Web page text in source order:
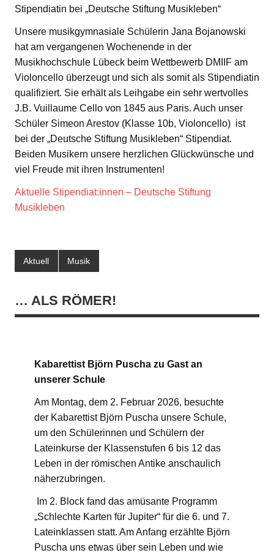
Stipendiatin bei „Deutsche Stiftung Musikleben“
Unsere musikgymnasiale Schülerin Jana Bojanowski
hat am vergangenen Wochenende in der
Musikhochschule Lübeck beim Wettbewerb DMIIF am
Violoncello überzeugt und sich als somit als Stipendiatin
qualifiziert. Sie erhält als Leihgabe ein sehr wertvolles
J.B. Vuillaume Cello von 1845 aus Paris. Auch unser
Schüler Simeon Arestov (Klasse 10b, Violoncello) ist
bei der „Deutsche Stiftung Musikleben“ Stipendiat.
Beiden Musikern unsere herzlichen Glückwünsche und
viel Freude mit ihren Instrumenten!
Aktuelle Stipendiat:innen – Deutsche Stiftung
Musikleben
Aktuell Musik
… ALS RÖMER!
Kabarettist Björn Puscha zu Gast an
unserer Schule
Am Montag, dem 2. Februar 2026, besuchte
der Kabarettist Björn Puscha unsere Schule,
um den Schülerinnen und Schülern der
Lateinkurse der Klassenstufen 6 bis 12 das
Leben in der römischen Antike anschaulich
näherzubringen.
Im 2. Block fand das amüsante Programm
„Schlechte Karten für Jupiter“ für die 6. und 7.
Lateinklassen statt. Am Anfang erzählte Björn
Puscha uns etwas über sein Leben und wie